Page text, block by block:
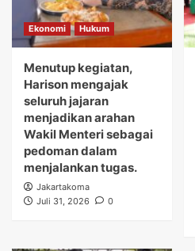
Ekonomi Hukum
Menutup kegiatan,
Harison mengajak
seluruh jajaran
menjadikan arahan
Wakil Menteri sebagai
pedoman dalam
menjalankan tugas.
Jakartakoma
Juli 31, 2026
0